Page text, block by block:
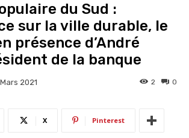
du Sud :
sur la ville durable, le
présence d’André
de la banque
Mars 2021 0
2
X Pinterest